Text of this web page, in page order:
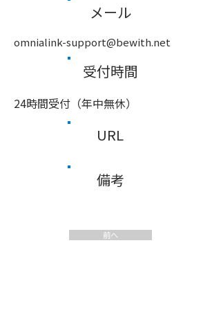
メール
omnialink-support@bewith.net
受付時間
24時間受付（年中無休）
URL
備考
前へ